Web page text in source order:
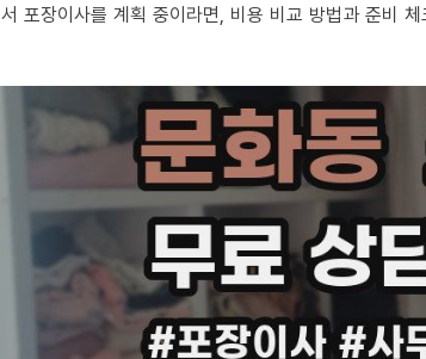
포장이사를 계획 중이라면, 비용 비교 방법과 준비